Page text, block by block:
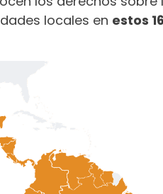
locales en estos